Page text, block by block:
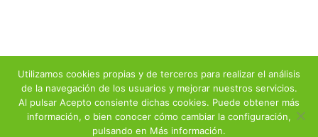
Copyright 2021 Desralim Control de Plagas - Diseño y Desarrollo
Utilizamos cookies propias y de terceros para realizar el análisis
de la navegación de los usuarios y mejorar nuestros servicios.
Al pulsar Acepto consiente dichas cookies. Puede obtener más
información, o bien conocer cómo cambiar la configuración,
pulsando en Más información.